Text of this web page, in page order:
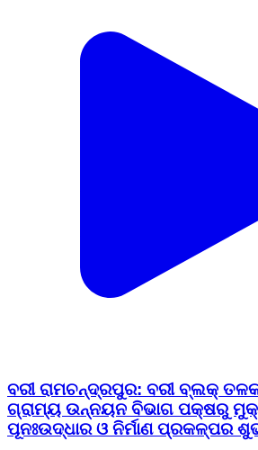
ବରୀ ରାମଚନ୍ଦ୍ରପୁର: ବରୀ ବ୍ଲକ୍
ଗ୍ରାମ୍ୟ ଉନ୍ନୟନ ବିଭାଗ ପକ୍ଷରୁ
ପୂନଃଉଦ୍ଧାର ଓ ନିର୍ମାଣ ପ୍ରକଳ୍ପର